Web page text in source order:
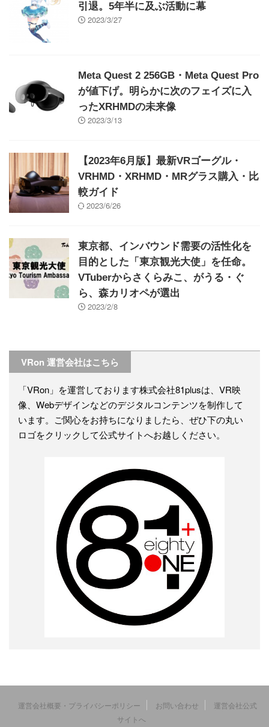
引退。5年半に及ぶ活動に幕
2023/3/27
Meta Quest 2 256GB・Meta Quest Pro
が値下げ。明らかに次のフェイズに入
ったXRHMDの未来像
2023/3/13
【2023年6月版】最新VRゴーグル・
VRHMD・XRHMD・MRグラス購入・比
較ガイド
2023/6/26
東京都、インバウンド需要の活性化を
目的とした「東京観光大使」を任命。
VTuberからさくらみこ、がうる・ぐ
ら、森カリオペが選出
2023/2/8
VRon 運営会社はこちら
「VRon」を運営しております株式会社81plusは、VR映
像、Webデザインなどのデジタルコンテンツを制作して
います。ご関心をお持ちになりましたら、ぜひ下の丸い
ロゴをクリックして公式サイトへお越しください。
運営会社概要・プライバシーポリシー お問い合わせ
運営会社公式
サイトへ